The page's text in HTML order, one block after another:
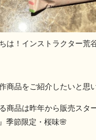
は！インストラクター荒
商品をご紹介したいと思
商品は昨年から販売スタ
季節限定・桜味🌸